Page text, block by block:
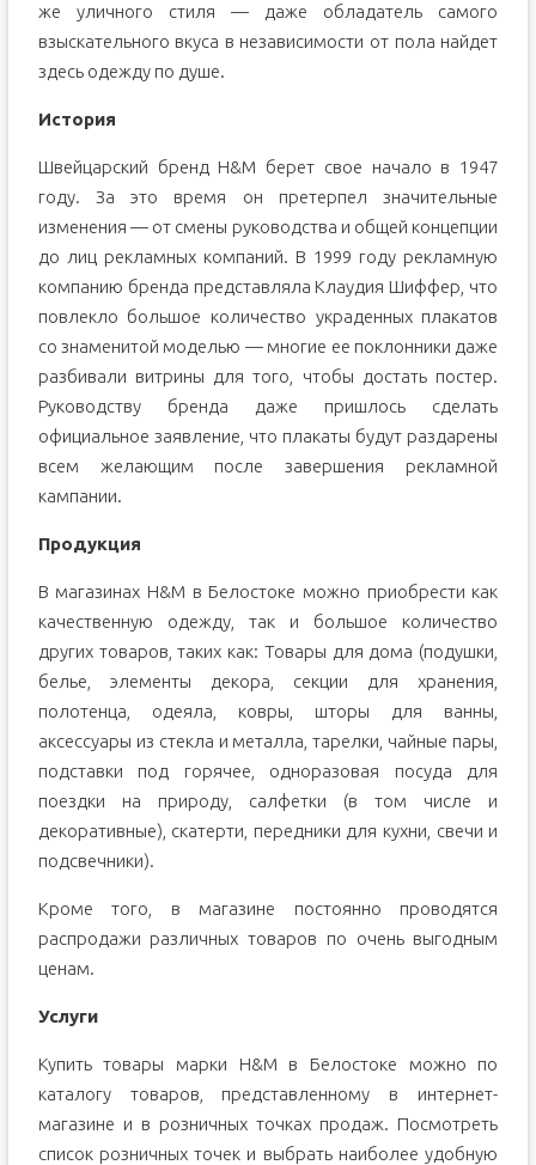
же уличного стиля — даже обладатель самого
взыскательного вкуса в независимости от пола найдет
здесь одежду по душе.
История
Швейцарский бренд H&M берет свое начало в 1947
году. За это время он претерпел значительные
изменения — от смены руководства и общей концепции
до лиц рекламных компаний. В 1999 году рекламную
компанию бренда представляла Клаудия Шиффер, что
повлекло большое количество украденных плакатов
со знаменитой моделью — многие ее поклонники даже
разбивали витрины для того, чтобы достать постер.
Руководству бренда даже пришлось сделать
официальное заявление, что плакаты будут раздарены
всем желающим после завершения рекламной
кампании.
Продукция
В магазинах H&M в Белостоке можно приобрести как
качественную одежду, так и большое количество
других товаров, таких как: Товары для дома (подушки,
белье, элементы декора, секции для хранения,
полотенца, одеяла, ковры, шторы для ванны,
аксессуары из стекла и металла, тарелки, чайные пары,
подставки под горячее, одноразовая посуда для
поездки на природу, салфетки (в том числе и
декоративные), скатерти, передники для кухни, свечи и
подсвечники).
Кроме того, в магазине постоянно проводятся
распродажи различных товаров по очень выгодным
ценам.
Услуги
Купить товары марки H&M в Белостоке можно по
каталогу товаров, представленному в интернет-
магазине и в розничных точках продаж. Посмотреть
список розничных точек и выбрать наиболее удобную